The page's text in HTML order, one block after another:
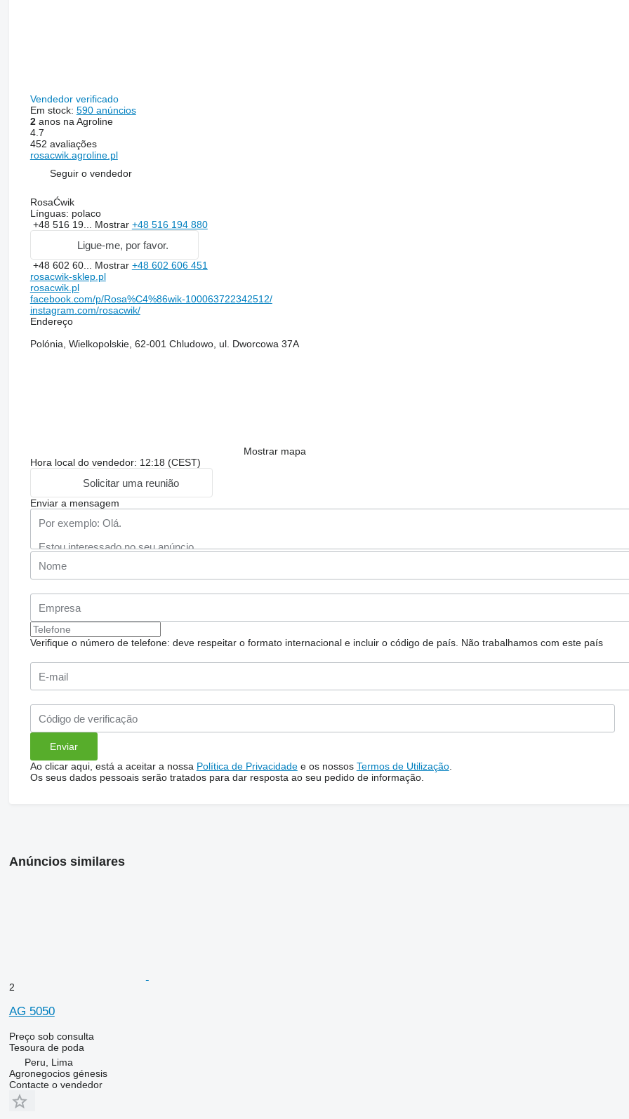
Vendedor verificado
Em stock: 590 anúncios
2anos na Agroline
4.7
452 avaliações
rosacwik.agroline.pl
Seguir o vendedor
RosaĆwik
Línguas: polaco
+48 516 19... Mostrar +48 516 194 880
Ligue-me, por favor.
+48 602 60... Mostrar +48 602 606 451
rosacwik-sklep.pl
rosacwik.pl
facebook.com/p/Rosa%C4%86wik-100063722342512/
instagram.com/rosacwik/
Endereço
Polónia, Wielkopolskie, 62-001 Chludowo, ul. Dworcowa 37A
Mostrar mapa
Hora local do vendedor: 12:18 (CEST)
Solicitar uma reunião
Enviar a mensagem
Verifique o número de telefone: deve respeitar o formato internacional e incluir o código de país. Não trabalhamos com este país
Ao clicar aqui, está a aceitar a nossa Política de Privacidadee os nossos Termos de Utilização.
Os seus dados pessoais serão tratados para dar resposta ao seu pedido de informação.
Anúncios similares
2
AG 5050
Preço sob consulta
Tesoura de poda
Peru, Lima
Agronegocios génesis
Contacte o vendedor